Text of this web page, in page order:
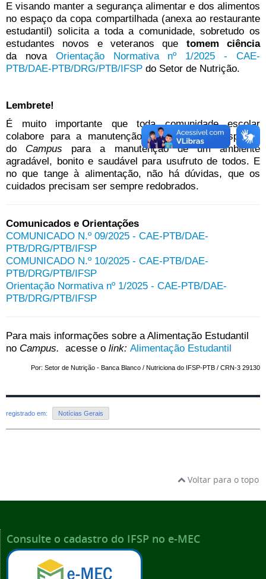
E visando manter a segurança alimentar e dos alimentos
no espaço da copa compartilhada (anexa ao restaurante
estudantil) solicita a toda a comunidade, sobretudo os
estudantes novos e veteranos que tomem ciência
da nova Orientação Normativa nº 1/2025 - CAE-
PTB/DAE-PTB/DRG/PTB/IFSP do Setor de Nutrição.
Lembrete!
É muito importante que toda comunidade escolar
colabore para a manutenção e limpeza dos espaços
do Campus para a manutenção de um ambiente
agradável, bonito e saudável para usufruto de todos. E
no que tange à alimentação, não há dúvidas, que os
cuidados precisam ser sempre redobrados.
Comunicados e Orientações
COMUNICADO N.º 09/2025 - CAE-PTB/DAE-
PTB/DRG/PTB/IFSP
COMUNICADO N.º 10/2025 - CAE-PTB/DAE-
PTB/DRG/PTB/IFSP
Orientação Normativa nº 1/2025 - CAE-PTB/DAE-
PTB/DRG/PTB/IFSP
Para mais informações sobre a Alimentação Estudantil
no Campus. acesse o link: Alimentação Estudantil
Por: Setor de Nutrição - Banca Blanco / Nutriciona do IFSP-PTB / CRN-3 29130
registrado em: Notícias Gerais
Voltar para o topo
Consulte o cadastro do IFSP no e-MEC